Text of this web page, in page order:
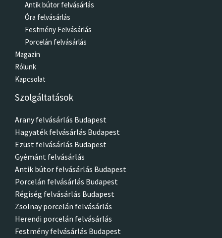
Antik bútor felvásárlás
Óra felvásárlás
Festmény Felvásárlás
Porcelán felvásárlás
Magazin
Rólunk
Kapcsolat
Szolgáltatások
Arany felvásárlás Budapest
Hagyaték felvásárlás Budapest
Ezüst felvásárlás Budapest
Gyémánt felvásárlás
Antik bútor felvásárlás Budapest
Porcelán felvásárlás Budapest
Régiség felvásárlás Budapest
Zsolnay porcelán felvásárlás
Herendi porcelán felvásárlás
Festmény felvásárlás Budapest